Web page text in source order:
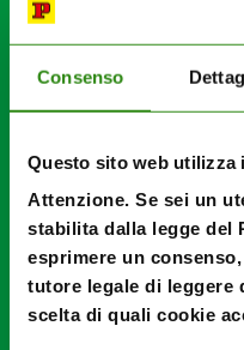
Consenso
Questo sito web utilizza
Attenzione. Se sei un
stabilita dalla legge del
esprimere un
tutore legale di leggere
scelta di quali cookie